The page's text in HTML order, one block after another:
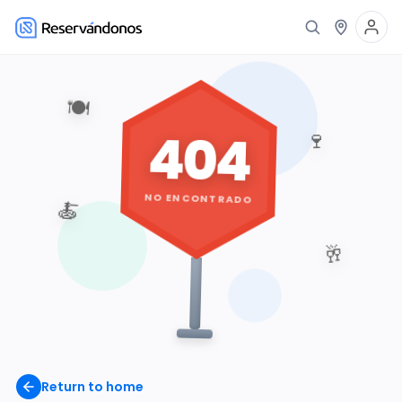
Return to home
🍽️
🍷
🥂
🍝
404
NO ENCONTRADO